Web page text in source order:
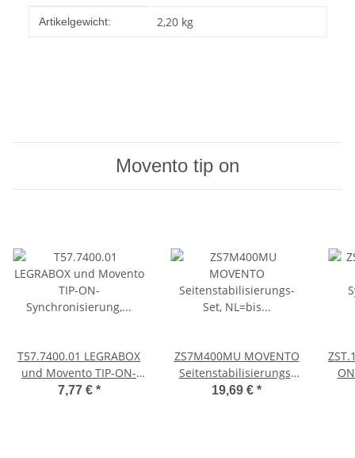
Produkteigenschaft
Wert
Artikelgewicht: 2,20 kg
Movento tip on
T57.7400.01 LEGRABOX
und Movento TIP-ON-
Synchronisierung, Ritzel-
7,77 € *
ZS7M400MU MOVENTO
Seitenstabilisierungs-
Set, NL=bis 400mm,
19,69 € *